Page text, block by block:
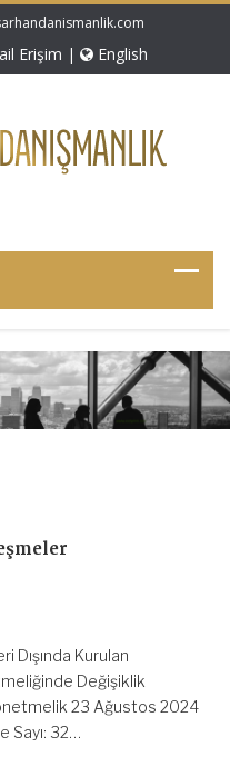
Erişim | English
Dışında Kurulan
Değişiklik
23 Ağustos 2024
Sayı: 32…